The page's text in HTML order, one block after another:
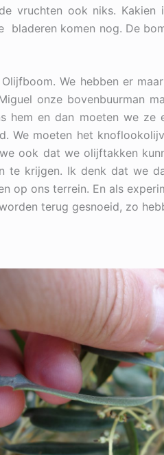
vruchten ook niks.
komen nog. De
We hebben er
onze bovenbuurman
hem en dan moeten we ze
We moeten het
ook dat we olijftakken
te krijgen. Ik denk dat we
op ons terrein. En als
terug gesnoeid, zo